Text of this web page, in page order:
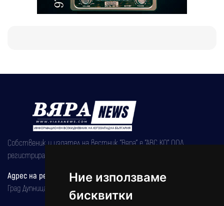
Ние използваме
бисквитки
Собственик и издател на вестник "Вяра" е "АВС КО" ООД,
регистрирана на 08.05.2002 година.
Адрес на редакцията
Град Дупница, ул.''Христо Ботев" 43